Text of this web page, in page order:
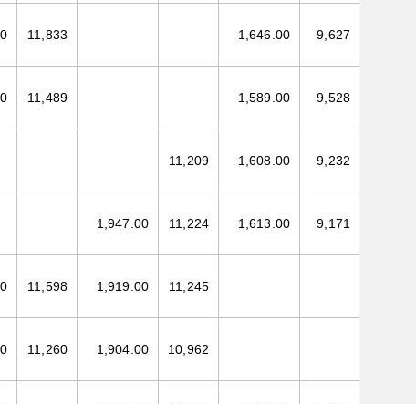
11,833 1,646.00 9,627
11,489 1,589.00 9,528
11,209 1,608.00 9,232
1,947.00 11,224 1,613.00 9,171
11,598 1,919.00 11,245
11,260 1,904.00 10,962